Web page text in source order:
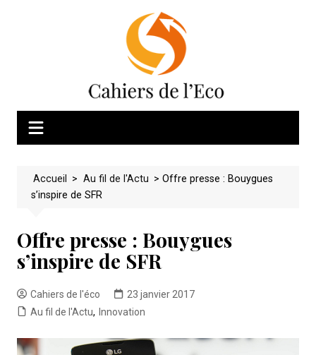
Accueil > Au fil de l'Actu > Offre presse : Bouygues
s’inspire de SFR
Offre presse : Bouygues
s’inspire de SFR
Cahiers de l'éco
23 janvier 2017
Au fil de l'Actu, Innovation